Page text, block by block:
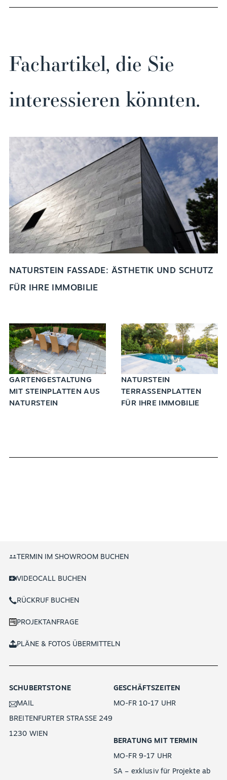
Fachartikel, die Sie
interessieren könnten.
NATURSTEIN FASSADE: ÄSTHETIK UND SCHUTZ
FÜR IHRE IMMOBILIE
GARTENGESTALTUNG
MIT STEINPLATTEN AUS
NATURSTEIN
NATURSTEIN
TERRASSENPLATTEN
FÜR IHRE IMMOBILIE
TERMIN IM SHOWROOM BUCHEN
VIDEOCALL BUCHEN
RÜCKRUF BUCHEN
PROJEKTANFRAGE
PLÄNE & FOTOS ÜBERMITTELN
SCHUBERTSTONE
MAIL
BREITENFURTER STRASSE 249
1230 WIEN
GESCHÄFTSZEITEN
MO-FR 10-17 UHR
BERATUNG MIT TERMIN
MO-FR 9-17 UHR
SA – exklusiv für Projekte ab